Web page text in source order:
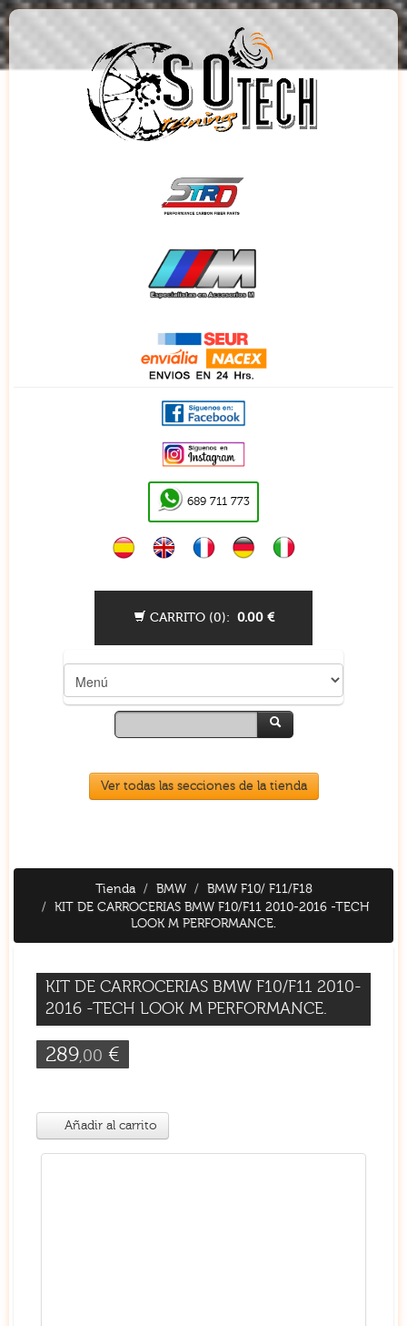
689 711 773
CARRITO (0): 0.00€
Ver todas las secciones de la tienda
Tienda BMW
BMW F10/ F11/F18
KIT DE CARROCERIAS BMW F10/F11 2010-2016 -TECH
LOOK M PERFORMANCE.
KIT DE CARROCERIAS BMW F10/F11 2010-
2016 -TECH LOOK M PERFORMANCE.
289,00 €
Añadir al carrito